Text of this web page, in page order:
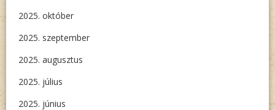
2025. október
2025. szeptember
2025. augusztus
2025. július
2025. június